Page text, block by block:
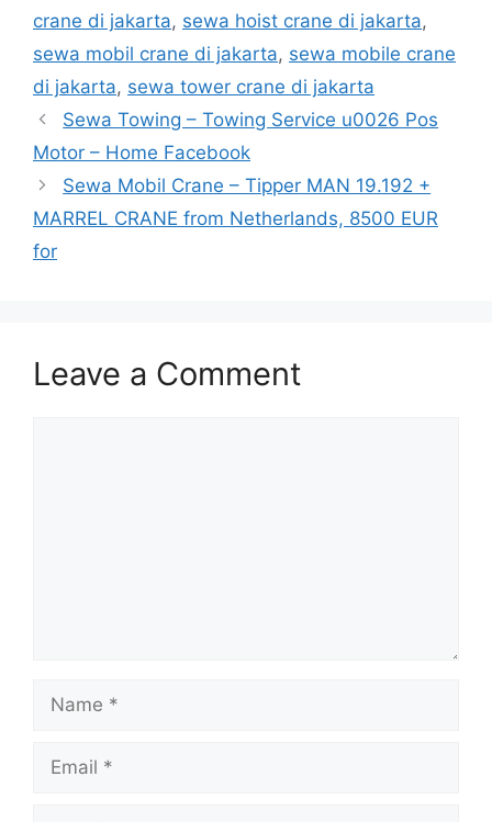
crane di jakarta, sewa hoist crane di jakarta,
sewa mobil crane di jakarta, sewa mobile crane
di jakarta, sewa tower crane di jakarta
Sewa Towing – Towing Service u0026 Pos
Motor – Home Facebook
Sewa Mobil Crane – Tipper MAN 19.192 +
MARREL CRANE from Netherlands, 8500 EUR
for
Leave a Comment